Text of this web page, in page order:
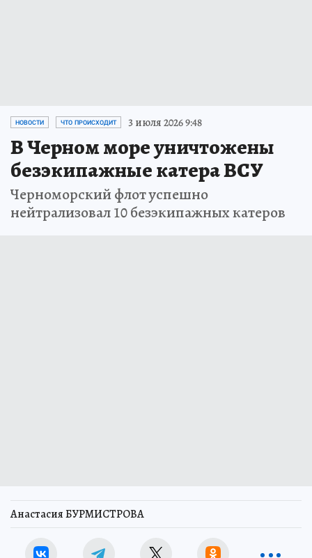
НОВОСТИ ЧТО ПРОИСХОДИТ 3 июля 2026 9:48
В Черном море уничтожены
безэкипажные катера ВСУ
Черноморский флот успешно
нейтрализовал 10 безэкипажных катеров
Анастасия БУРМИСТРОВА